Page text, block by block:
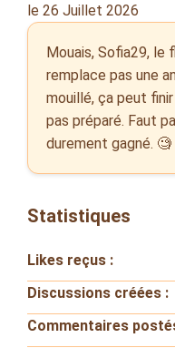
le 26 Juillet 2026
Mouais, Sofia29, le
remplace pas une
mouillé, ça peut
pas préparé. Faut
durement gagné. 🧐
Statistiques
Likes reçus :
Discussions créées :
Commentaires